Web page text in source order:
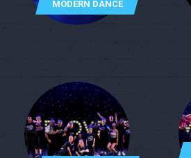
MODERN DANCE